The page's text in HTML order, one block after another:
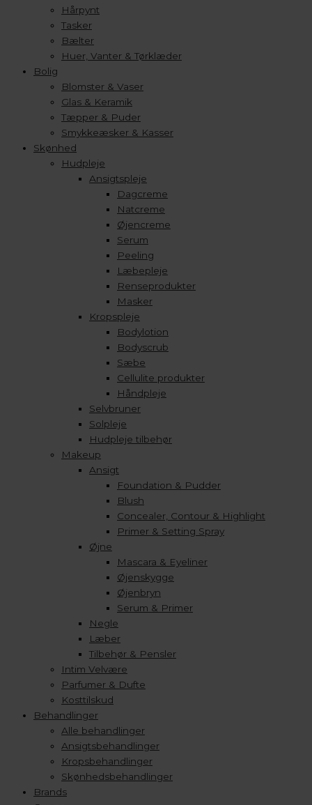
Hårpynt
Tasker
Bælter
Huer, Vanter & Tørklæder
Bolig
Blomster & Vaser
Glas & Keramik
Tæpper & Puder
Smykkeæsker & Kasser
Skønhed
Hudpleje
Ansigtspleje
Dagcreme
Natcreme
Øjencreme
Serum
Peeling
Læbepleje
Renseprodukter
Masker
Kropspleje
Bodylotion
Bodyscrub
Sæbe
Cellulite produkter
Håndpleje
Selvbruner
Solpleje
Hudpleje tilbehør
Makeup
Ansigt
Foundation & Pudder
Blush
Concealer, Contour & Highlight
Primer & Setting Spray
Øjne
Mascara & Eyeliner
Øjenskygge
Øjenbryn
Serum & Primer
Negle
Læber
Tilbehør & Pensler
Intim Velvære
Parfumer & Dufte
Kosttilskud
Behandlinger
Alle behandlinger
Ansigtsbehandlinger
Kropsbehandlinger
Skønhedsbehandlinger
Brands